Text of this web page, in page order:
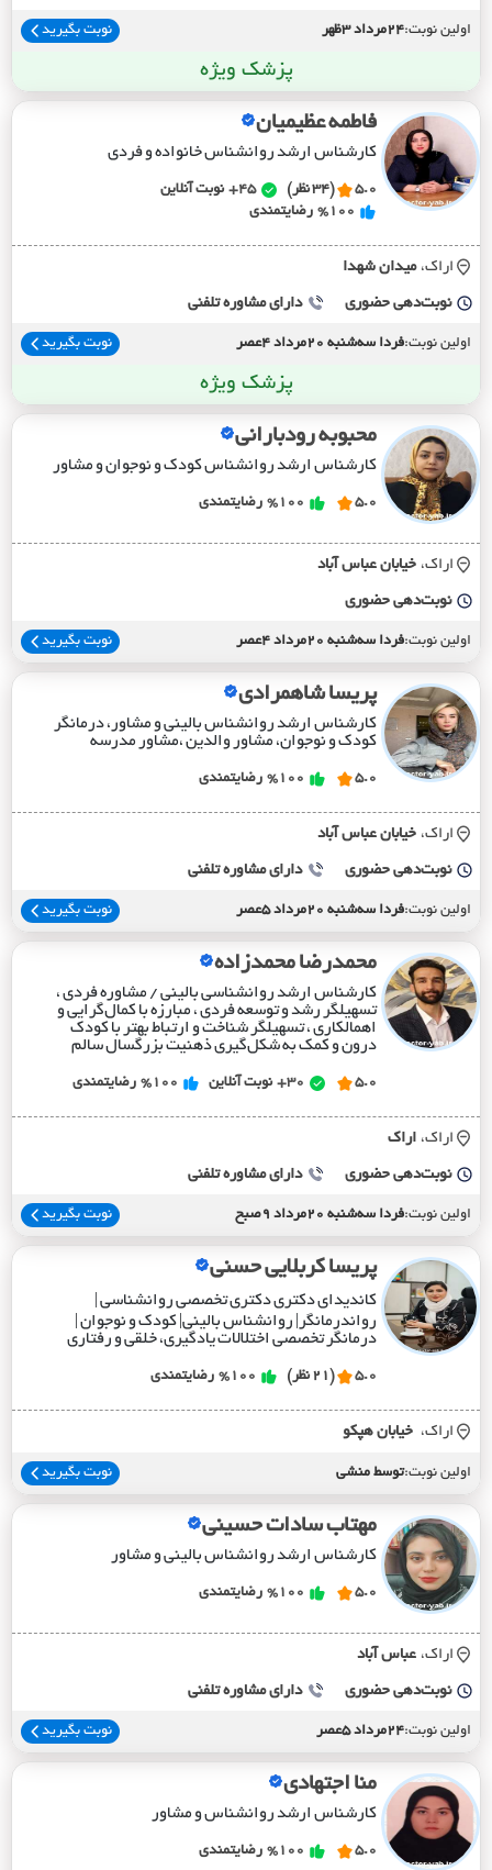
اولین نوبت:24مرداد 3ظهر نوبت بگیرید
پزشک ویژه
فاطمه عظیمیان
کارشناس ارشد روانشناس خانواده و فردی
5.0 (34 نظر) 45+
نوبت آنلاین
%100 رضایتمندی
اراک، ميدان شهدا
نوبت‌دهی حضوری دارای مشاوره تلفنی
اولین نوبت:فردا سه‌شنبه 20مرداد 4عصر نوبت بگیرید
پزشک ویژه
محبوبه رودبارانی
کارشناس ارشد روانشناس کودک و نوجوان و مشاور
5.0
%100 رضایتمندی
اراک، خيابان عباس آباد
نوبت‌دهی حضوری
اولین نوبت:فردا سه‌شنبه 20مرداد 4عصر نوبت بگیرید
پریسا شاهمرادی
کارشناس ارشد روانشناس بالینی و مشاور، درمانگر
کودک و نوجوان، مشاور والدین ،مشاور مدرسه
5.0
%100 رضایتمندی
اراک، خيابان عباس آباد
نوبت‌دهی حضوری دارای مشاوره تلفنی
اولین نوبت:فردا سه‌شنبه 20مرداد 5عصر نوبت بگیرید
محمدرضا محمدزاده
کارشناس ارشد روانشناسی بالینی / مشاوره فردی ،
تسهیلگر رشد و توسعه فردی ، مبارزه با کمال‌گرایی و
اهمالکاری ، تسهیلگر شناخت و ارتباط بهتر با کودک
درون و کمک به شکل‌گیری ذهنیت بزرگسال سالم
5.0
30+ نوبت آنلاین %100 رضایتمندی
اراک، اراک
نوبت‌دهی حضوری دارای مشاوره تلفنی
اولین نوبت:فردا سه‌شنبه 20مرداد 9صبح نوبت بگیرید
پریسا کربلایی حسنی
کاندیدای دکتری دکتری تخصصی روانشناسی |
رواندرمانگر| روانشناس بالینی| کودک و نوجوان |
درمانگر تخصصی اختلالات یادگیری، خلقی و رفتاری
5.0 (21 نظر) %100 رضایتمندی
اراک، خيابان هپکو
اولین نوبت:توسط منشی نوبت بگیرید
مهتاب سادات حسینی
کارشناس ارشد روانشناس بالینی و مشاور
5.0
%100 رضایتمندی
اراک، عباس آباد
نوبت‌دهی حضوری دارای مشاوره تلفنی
اولین نوبت:24مرداد 5عصر نوبت بگیرید
منا اجتهادی
کارشناس ارشد روانشناس و مشاور
5.0
%100 رضایتمندی